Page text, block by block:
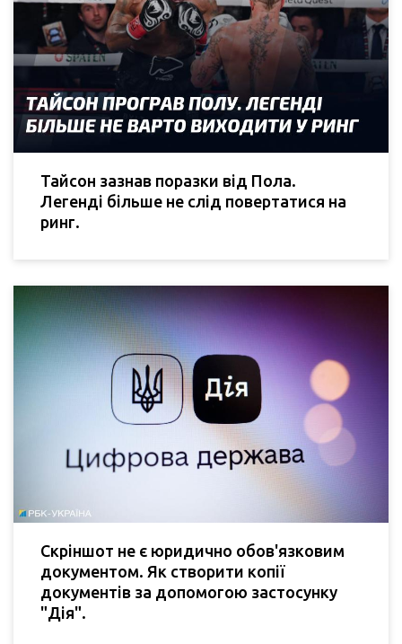
Тайсон зазнав поразки від Пола.
Легенді більше не слід повертатися на
ринг.
Скріншот не є юридично обов'язковим
документом. Як створити копії
документів за допомогою застосунку
"Дія".